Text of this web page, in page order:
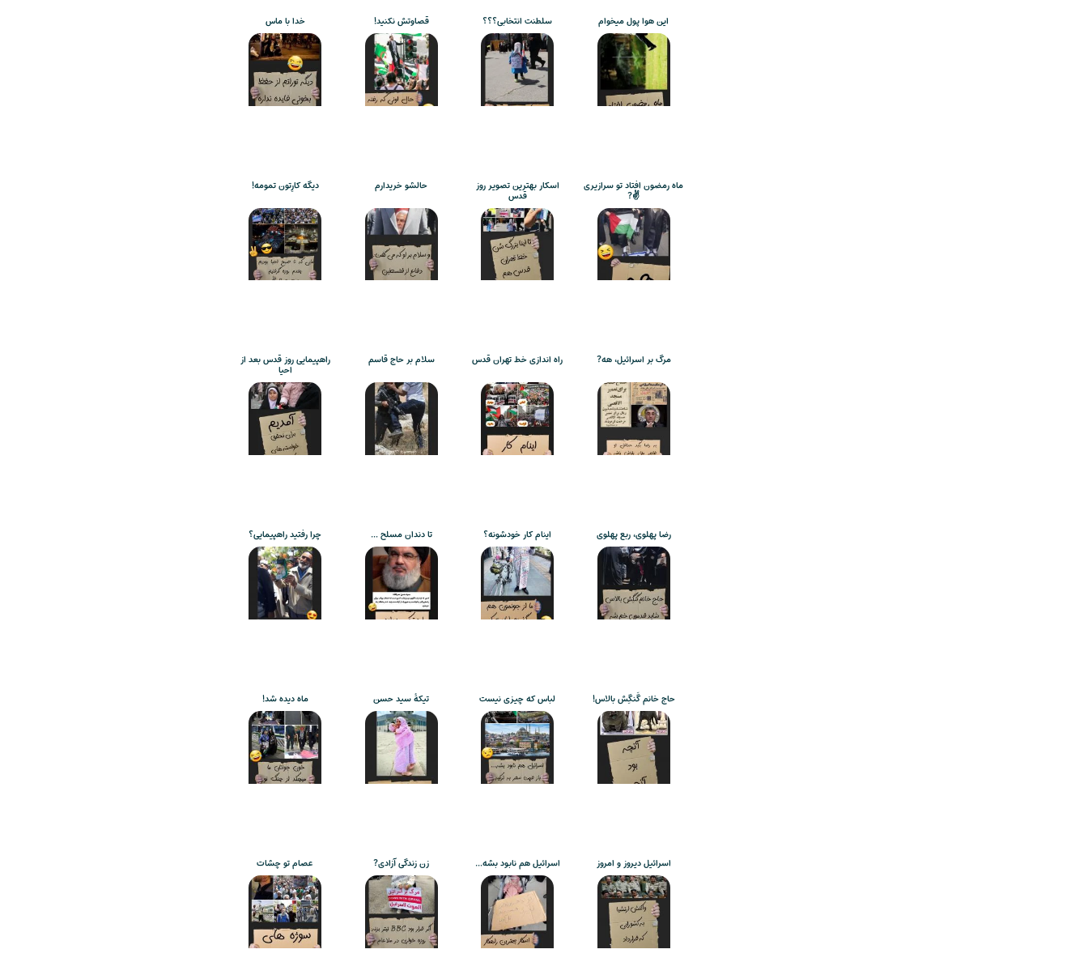
این هوا پول میخوام سلطنت انتخابی؟؟؟ قصاوتش نکنید! خدا با ماس
ماه رمضون افتاد تو سرازیری
✌️?
اسکار بهترین تصویر روز
قدس
حالشو خریدارم دیگه کارِتون تمومه!
مرگ بر اسرائیل، هه? راه اندازی خط تهران قدس سلام بر حاج قاسم راهپیمایی روز قدس بعد از
احیا
رضا پهلوی، ربع پهلوی اینام کار خودشونه؟ تا دندان مسلح … چرا رفتید راهپیمایی؟
حاج خانم گَنگِش بالاس! لباس که چیزی نیست تیکۀ سید حسن ماه دیده شد!
اسرائیل دیروز و امروز اسرائیل هم نابود بشه… زن زندگی آزادی? عصام تو چشات